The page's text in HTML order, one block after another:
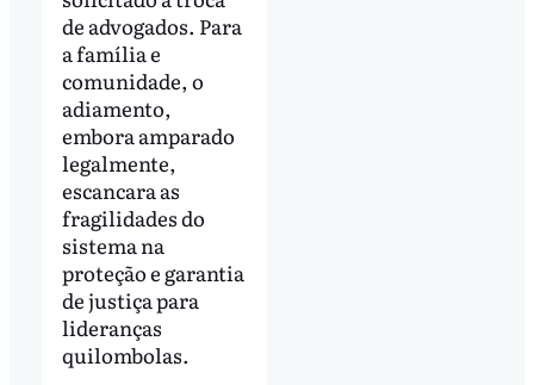
de advogados. Para
a família e
comunidade, o
adiamento,
embora amparado
legalmente,
escancara as
fragilidades do
sistema na
proteção e garantia
de justiça para
lideranças
quilombolas.